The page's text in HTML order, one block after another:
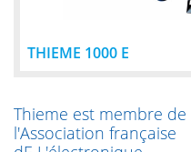
THIEME 1000 E
Thieme est membre de
l'Association française